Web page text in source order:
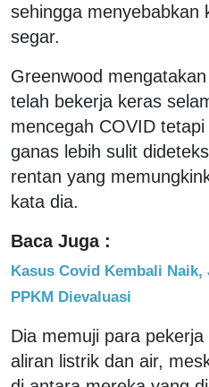
sehingga menyebabkan
segar.
Greenwood
telah bekerja keras
mencegah COVID
ganas lebih sulit
rentan yang
kata dia.
Baca Juga :
Kasus Covid Kembali
PPKM Dievaluasi
Dia memuji para
aliran listrik dan air,